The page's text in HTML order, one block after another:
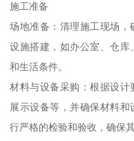
施工准备
场地准备：清理施工现场
设施搭建，如办公室、仓
和生活条件。
材料与设备采购：根据设计
展示设备等，并确保材料
行严格的检验和验收，确保